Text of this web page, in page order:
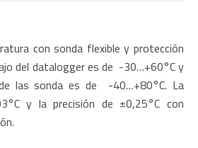
con sonda flexible y protección
del datalogger es de -30…+60°C y
las sonda es de -40…+80°C. La
y la precisión de ±0,25°C con